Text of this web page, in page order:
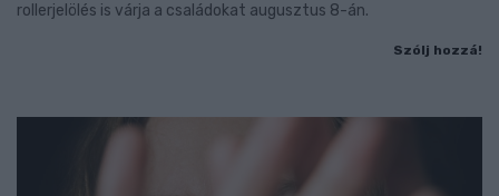
rollerjelölés is várja a családokat augusztus 8-án.
Szólj hozzá!